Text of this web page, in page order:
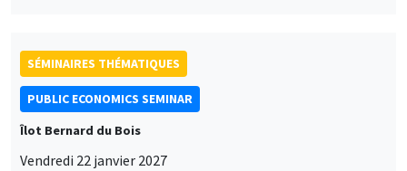
SÉMINAIRES THÉMATIQUES
PUBLIC ECONOMICS SEMINAR
Îlot Bernard du Bois
Vendredi 22 janvier 2027